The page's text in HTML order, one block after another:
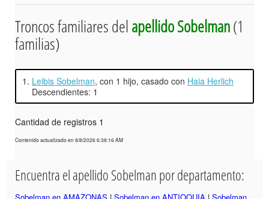
Troncos familiares delapellido Sobelman(1
familias)
1. Leibis Sobelman, con 1 hijo, casado con Haia Herlich
Descendientes: 1
Cantidad de registros 1
Contenido actualizado en 8/8/2026 6:38:16 AM
Encuentra el apellido Sobelman por departamento: